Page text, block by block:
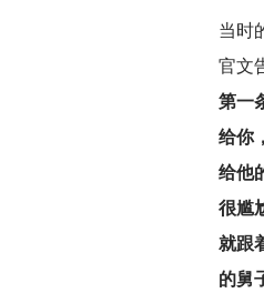
当时
官文
第一
给你
给他
很尴
就跟
的舅